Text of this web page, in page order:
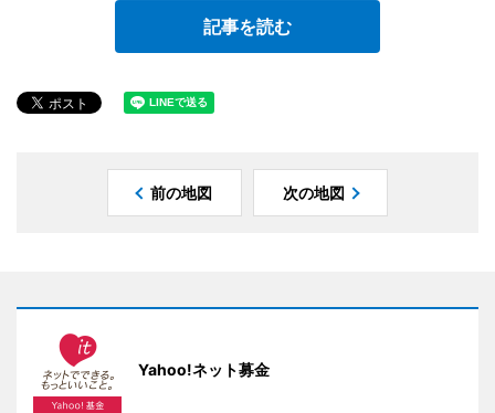
記事を読む
前の地図 次の地図
Yahoo!ネット募金